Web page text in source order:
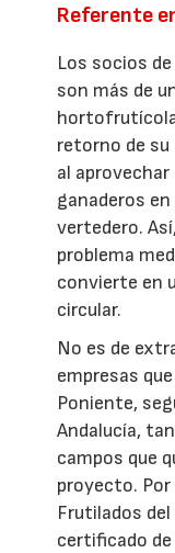
Referente
Los socios
son más de
retorno de
al
ganaderos
vertedero.
problema
convierte en
circular.
No es de
empresas
Poniente,
Andalucía,
campos que
proyecto.
Frutilados
certificado